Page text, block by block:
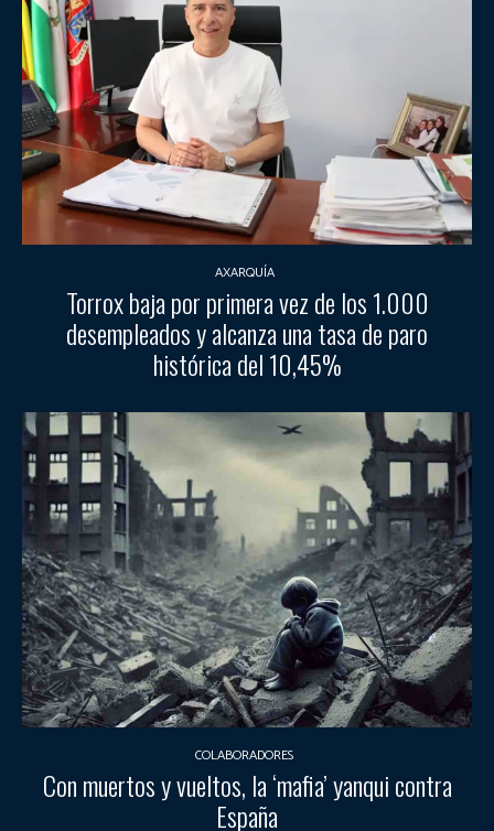
AXARQUÍA
Torrox baja por primera vez de los 1.000
desempleados y alcanza una tasa de paro
histórica del 10,45%
COLABORADORES
Con muertos y vueltos, la ‘mafia’ yanqui contra
España